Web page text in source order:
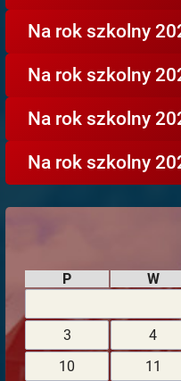
Na rok szkolny
Na rok szkolny
Na rok szkolny
Na rok szkolny
P W
3 4
10
11